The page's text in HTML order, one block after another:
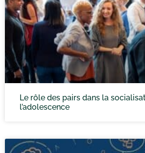
Le rôle des pairs dans la
l’adolescence